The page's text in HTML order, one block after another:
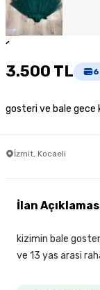
1
3.500 TL 6
gosteri ve bale
İzmit, Kocaeli
İlan
kizimin bale
ve 13 yas arasi